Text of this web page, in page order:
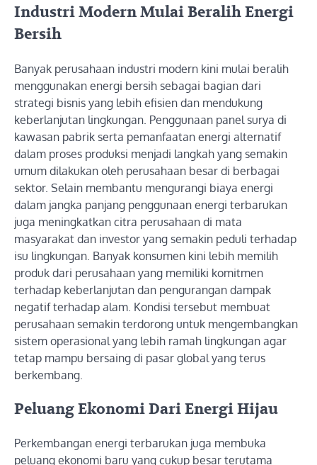
Industri Modern Mulai Beralih Energi
Bersih
Banyak perusahaan industri modern kini mulai beralih
menggunakan energi bersih sebagai bagian dari
strategi bisnis yang lebih efisien dan mendukung
keberlanjutan lingkungan. Penggunaan panel surya di
kawasan pabrik serta pemanfaatan energi alternatif
dalam proses produksi menjadi langkah yang semakin
umum dilakukan oleh perusahaan besar di berbagai
sektor. Selain membantu mengurangi biaya energi
dalam jangka panjang penggunaan energi terbarukan
juga meningkatkan citra perusahaan di mata
masyarakat dan investor yang semakin peduli terhadap
isu lingkungan. Banyak konsumen kini lebih memilih
produk dari perusahaan yang memiliki komitmen
terhadap keberlanjutan dan pengurangan dampak
negatif terhadap alam. Kondisi tersebut membuat
perusahaan semakin terdorong untuk mengembangkan
sistem operasional yang lebih ramah lingkungan agar
tetap mampu bersaing di pasar global yang terus
berkembang.
Peluang Ekonomi Dari Energi Hijau
Perkembangan energi terbarukan juga membuka
peluang ekonomi baru yang cukup besar terutama